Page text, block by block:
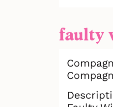
faulty